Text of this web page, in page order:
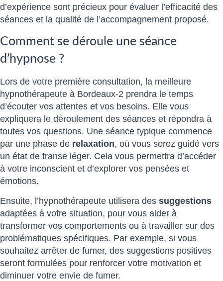
d’expérience sont précieux pour évaluer l’efficacité des
séances et la qualité de l’accompagnement proposé.
Comment se déroule une séance
d’hypnose ?
Lors de votre première consultation, la meilleure
hypnothérapeute à Bordeaux-2 prendra le temps
d’écouter vos attentes et vos besoins. Elle vous
expliquera le déroulement des séances et répondra à
toutes vos questions. Une séance typique commence
par une phase de relaxation, où vous serez guidé vers
un état de transe léger. Cela vous permettra d’accéder
à votre inconscient et d’explorer vos pensées et
émotions.
Ensuite, l’hypnothérapeute utilisera des suggestions
adaptées à votre situation, pour vous aider à
transformer vos comportements ou à travailler sur des
problématiques spécifiques. Par exemple, si vous
souhaitez arrêter de fumer, des suggestions positives
seront formulées pour renforcer votre motivation et
diminuer votre envie de fumer.